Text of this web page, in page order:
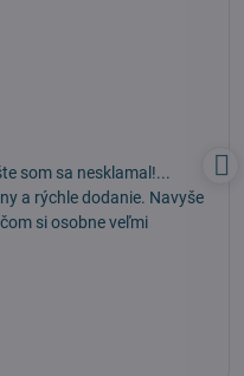
som sa nesklamal!...
a rýchle dodanie. Navyše
si osobne veľmi